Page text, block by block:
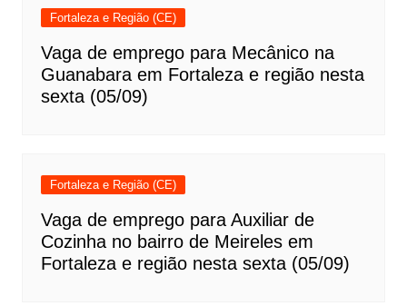
Fortaleza e Região (CE)
Vaga de emprego para Mecânico na
Guanabara em Fortaleza e região nesta
sexta (05/09)
Fortaleza e Região (CE)
Vaga de emprego para Auxiliar de
Cozinha no bairro de Meireles em
Fortaleza e região nesta sexta (05/09)